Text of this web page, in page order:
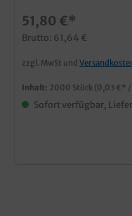
51,80 €*
Brutto: 61,64 €
zzgl. MwSt und
Inhalt: 2000 Stück (0,03 €* /
Sofort verfügbar,